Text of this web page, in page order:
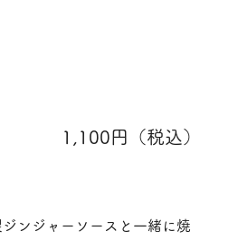
1,100円（税込）
ンジャーソースと一緒に焼